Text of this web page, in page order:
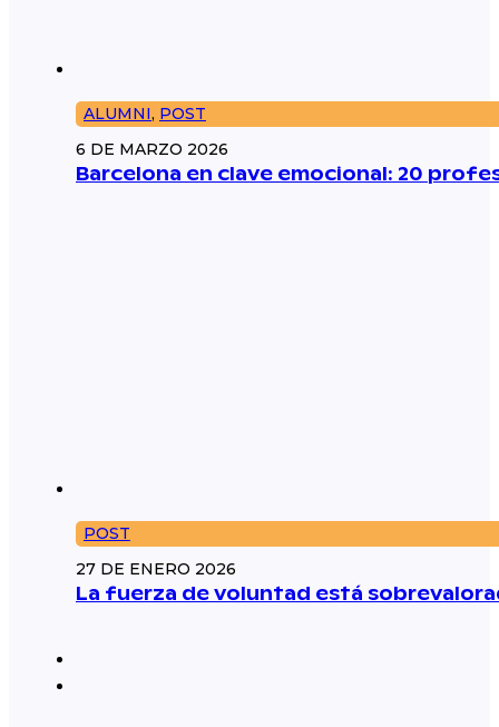
ALUMNI, POST
6 DE MARZO 2026
Barcelona en clave emocional: 20
POST
27 DE ENERO 2026
La fuerza de voluntad está